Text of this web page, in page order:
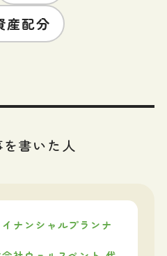
産配分
書いた人
イナンシャルプランナ